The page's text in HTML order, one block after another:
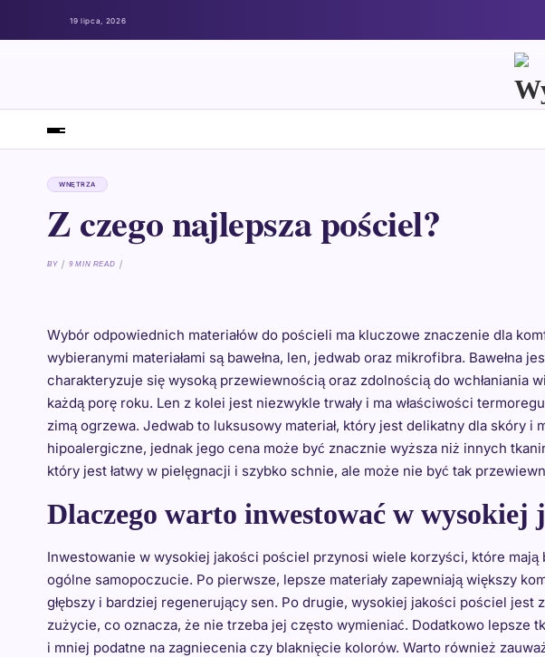
19 lipca, 2026
WNĘTRZA
Z czego najlepsza pościel?
BY 9 MIN READ
Wybór odpowiednich materiałów do pościeli ma kluczowe znaczenie dla
wybieranymi materiałami są bawełna, len, jedwab oraz mikrofibra. Bawełna
charakteryzuje się wysoką przewiewnością oraz zdolnością do wchłaniania
każdą porę roku. Len z kolei jest niezwykle trwały i ma właściwości
zimą ogrzewa. Jedwab to luksusowy materiał, który jest delikatny dla skóry i
hipoalergiczne, jednak jego cena może być znacznie wyższa niż innych
który jest łatwy w pielęgnacji i szybko schnie, ale może nie być tak
Dlaczego warto inwestować w wysokiej
Inwestowanie w wysokiej jakości pościel przynosi wiele korzyści, które mają
ogólne samopoczucie. Po pierwsze, lepsze materiały zapewniają większy
głębszy i bardziej regenerujący sen. Po drugie, wysokiej jakości pościel jest
zużycie, co oznacza, że nie trzeba jej często wymieniać. Dodatkowo lepsze
i mniej podatne na zagniecenia czy blaknięcie kolorów. Warto również